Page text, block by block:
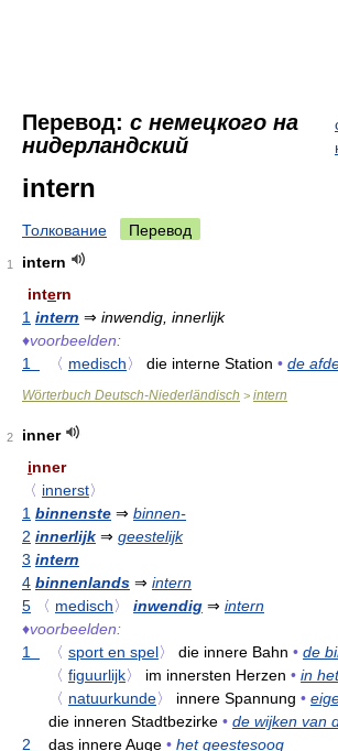
Перевод: с немецкого на
нидерландский
intern
Толкование Перевод
1
intern
intern
1 intern ⇒ inwendig, innerlijk
♦voorbeelden:
1
〈 medisch〉 die interne Station • de
Wörterbuch Deutsch-Niederländisch > intern
2
inner
inner
〈 innerst〉
1 binnenste ⇒ binnen-
2 innerlijk ⇒ geestelijk
3 intern
4 binnenlands ⇒ intern
5
〈 medisch〉 inwendig ⇒ intern
♦voorbeelden:
1
〈 sport en spel〉 die innere Bahn • de
〈 figuurlijk〉 im innersten Herzen • in
〈 natuurkunde〉 innere Spannung •
die inneren Stadtbezirke • de wijken van
2
das innere Auge • het geestesoog